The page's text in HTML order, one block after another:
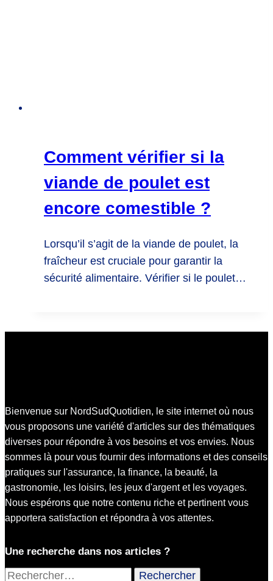
Comment vérifier si la
viande de poulet est
encore comestible ?
Lorsqu’il s’agit de la viande de poulet, la
fraîcheur est cruciale pour garantir la
sécurité alimentaire. Vérifier si le poulet…
Bienvenue sur NordSudQuotidien, le site internet où nous
vous proposons une variété d'articles sur des thématiques
diverses pour répondre à vos besoins et vos envies. Nous
sommes là pour vous fournir des informations et des conseils
pratiques sur l'assurance, la finance, la beauté, la
gastronomie, les loisirs, les jeux d'argent et les voyages.
Nous espérons que notre contenu riche et pertinent vous
apportera satisfaction et répondra à vos attentes.
Une recherche dans nos articles ?
Rechercher :